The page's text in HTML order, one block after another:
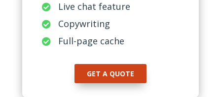
 Live chat feature
 Copywriting
 Full-page cache
GET A QUOTE